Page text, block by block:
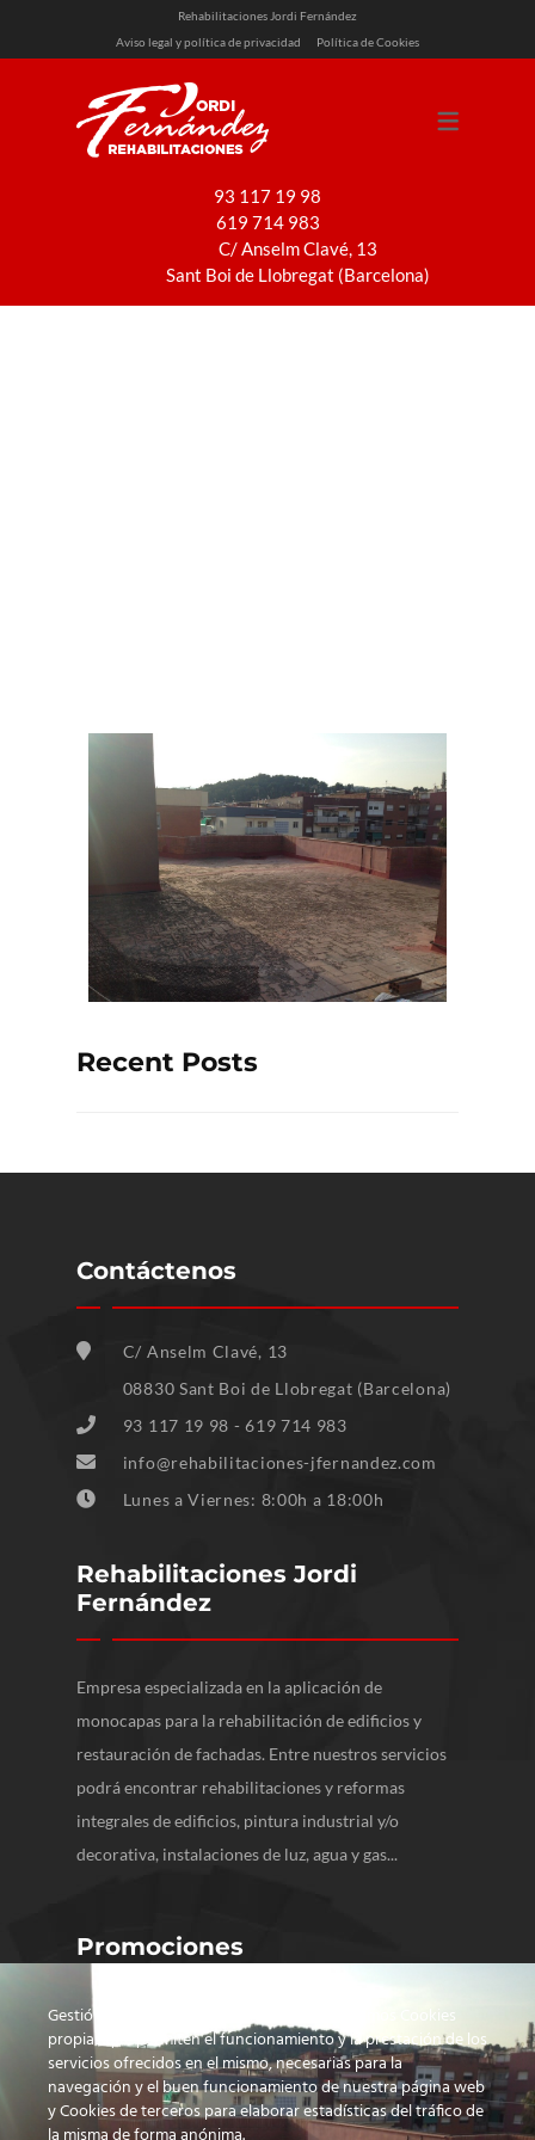
REHABILITACIÓN
Rehabilitaciones Jordi Fernández
Aviso legal y política de privacidad
Política de Cookies
93 117 19 98
619 714 983
C/ Anselm Clavé, 13
Sant Boi de Llobregat (Barcelona)
Recent Posts
Contáctenos
C/ Anselm Clavé, 13
08830 Sant Boi de Llobregat (Barcelona)
93 117 19 98 - 619 714 983
info@rehabilitaciones-jfernandez.com
Lunes a Viernes: 8:00h a 18:00h
Rehabilitaciones Jordi
Fernández
Empresa especializada en la aplicación de
monocapas para la rehabilitación de edificios y
restauración de fachadas. Entre nuestros servicios
podrá encontrar rehabilitaciones y reformas
integrales de edificios, pintura industrial y/o
decorativa, instalaciones de luz, agua y gas...
Promociones
Gestión de consentimiento de cookies Utilizamos Cookies
propias que permiten el funcionamiento y la prestación de los
servicios ofrecidos en el mismo, necesarias para la
navegación y el buen funcionamiento de nuestra página web
y Cookies de terceros para elaborar estadísticas del tráfico de